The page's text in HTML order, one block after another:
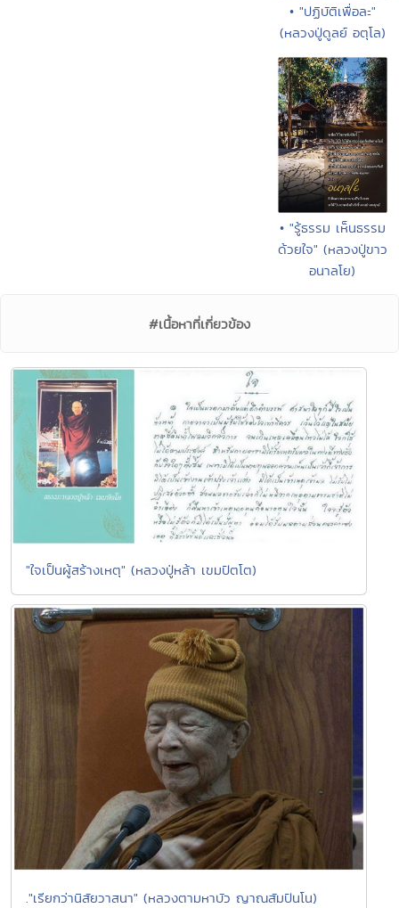
• "ปฏิบัติเพื่อละ"
(หลวงปู่ดูลย์ อตุโล)
• "รู้ธรรม เห็นธรรม
ด้วยใจ" (หลวงปู่ขาว
อนาลโย)
#เนื้อหาที่เกี่ยวข้อง
"ใจเป็นผู้สร้างเหตุ" (หลวงปู่หล้า เขมปัตโต)
."เรียกว่านิสัยวาสนา" (หลวงตามหาบัว ญาณสัมปันโน)